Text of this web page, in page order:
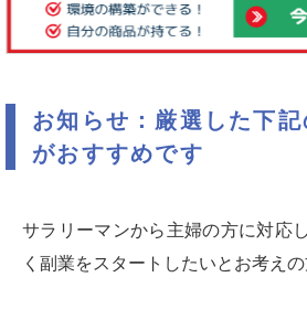
お知らせ：厳選した下
がおすすめです
サラリーマンから主婦の方に対応
く副業をスタートしたいとお考え